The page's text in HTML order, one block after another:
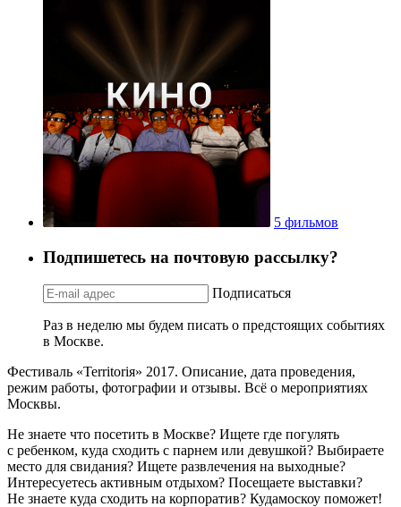
5 фильмов
Подпишетесь на почтовую рассылку?
Подписаться
Раз в неделю мы будем писать о предстоящих событиях
в Москве.
Фестиваль «Territoriя» 2017. Описание, дата проведения,
режим работы, фотографии и отзывы. Всё о мероприятиях
Москвы.
Не знаете что посетить в Москве? Ищете где погулять
с ребенком, куда сходить с парнем или девушкой? Выбираете
место для свидания? Ищете развлечения на выходные?
Интересуетесь активным отдыхом? Посещаете выставки?
Не знаете куда сходить на корпоратив? Кудамоскоу поможет!